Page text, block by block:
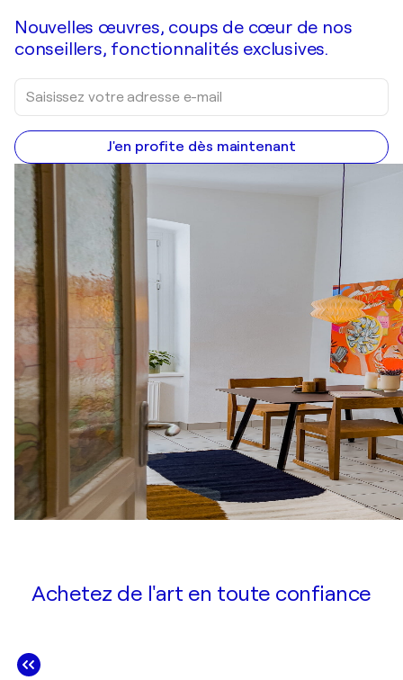
Nouvelles œuvres, coups de cœur de nos
conseillers, fonctionnalités exclusives.
J'en profite dès maintenant
Achetez de l'art en toute confiance